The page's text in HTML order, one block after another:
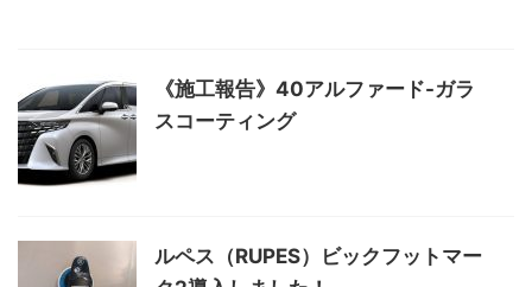
《施工報告》40アルファード-ガラ
スコーティング
ルペス（RUPES）ビックフットマー